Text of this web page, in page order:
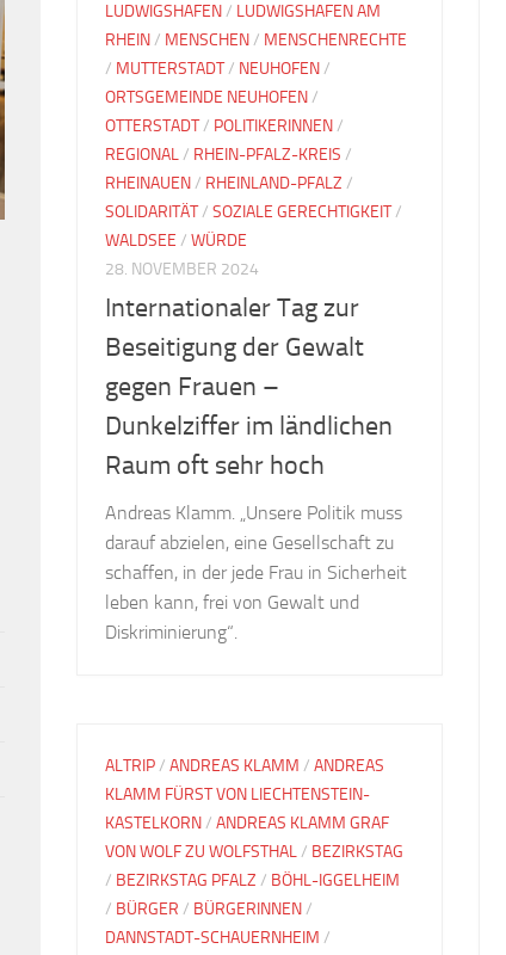
LUDWIGSHAFEN/ LUDWIGSHAFEN AM
RHEIN/ MENSCHEN/ MENSCHENRECHTE
/ MUTTERSTADT/ NEUHOFEN/
ORTSGEMEINDE NEUHOFEN/
OTTERSTADT/ POLITIKERINNEN/
REGIONAL/ RHEIN-PFALZ-KREIS /
RHEINAUEN/ RHEINLAND-PFALZ /
SOLIDARITÄT/ SOZIALE GERECHTIGKEIT/
WALDSEE / WÜRDE
28. NOVEMBER 2024
Internationaler Tag zur
Beseitigung der Gewalt
gegen Frauen –
Dunkelziffer im ländlichen
Raum oft sehr hoch
Andreas Klamm. „Unsere Politik muss
darauf abzielen, eine Gesellschaft zu
schaffen, in der jede Frau in Sicherheit
leben kann, frei von Gewalt und
Diskriminierung“.
ALTRIP/ ANDREAS KLAMM / ANDREAS
KLAMM FÜRST VON LIECHTENSTEIN-
KASTELKORN/ ANDREAS KLAMM GRAF
VON WOLF ZU WOLFSTHAL/ BEZIRKSTAG
/ BEZIRKSTAG PFALZ / BÖHL-IGGELHEIM
/ BÜRGER / BÜRGERINNEN/
DANNSTADT-SCHAUERNHEIM /